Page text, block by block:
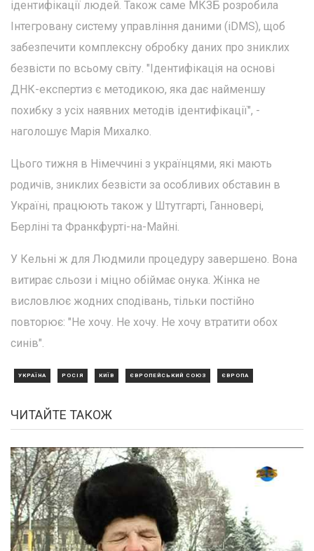
ідентифікації людей. Також саме МКЗБ розробила
Інтегровану систему управління даними (iDMS), щоб
забезпечити комплексну обробку даних про зниклих
безвісти по всьому світу. "Ідентифікація на основі
ДНК-експертиз є методикою, яка дає найменшу
похибку з усіх наявних методів ідентифікації", -
наголошує Марія Михалко.
Цього тижня в Німеччині з українцями, які мають
родичів, зниклих безвісти за особливих обставин в
Україні, працюють також у Штутгарті, Ганновері,
Берліні та Франкфурті-на-Майні.
У Кельні ж для Людмили процедуру завершено. Вона
витирає сльози і міцно обіймає онука. Жінка не
висловлює жодних сподівань, тільки постійно
повторює: "Не хочу. Не хочу. Не хочу втратити обох
синів".
УКРАЇНА РОСІЯ КИЇВ ЄВРОПЕЙСЬКИЙ СОЮЗ ЄВРОПА
ЧИТАЙТЕ ТАКОЖ